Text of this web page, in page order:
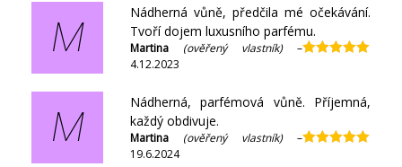
M
Nádherná vůně, předčila mé očekávání.
Tvoří dojem luxusního parfému.
Martina (ověřený vlastník)
–
4.12.2023
M
Nádherná, parfémová vůně. Příjemná,
každý obdivuje.
Martina (ověřený vlastník)
–
19.6.2024